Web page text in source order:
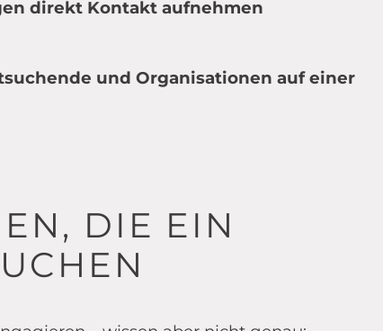
direkt Kontakt aufnehmen
und Organisationen auf einer
DIE EIN